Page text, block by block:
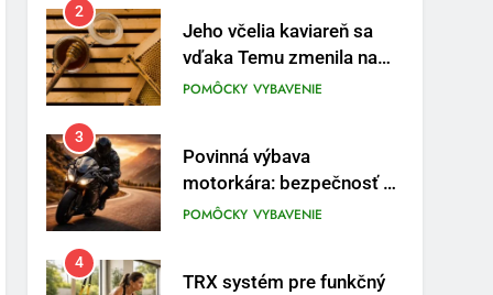
2
Jeho včelia kaviareň sa
vďaka Temu zmenila na
prívetivú oázu
POMÔCKY VYBAVENIE
3
Povinná výbava
motorkára: bezpečnosť na
prvom mieste
POMÔCKY VYBAVENIE
4
TRX systém pre funkčný